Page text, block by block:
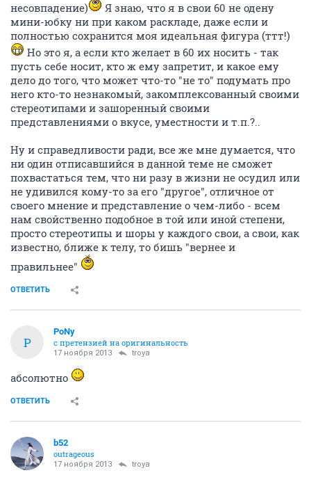
несовпадение)
Я знаю, что я в свои 60 не одену
мини-юбку ни при каком раскладе, даже если и
полностью сохранится моя идеальная фигура (ттт!)
Но это я, а если кто желает в 60 их носить - так
пусть себе носит, кто ж ему запретит, и какое ему
дело до того, что может что-то "не то" подумать про
него кто-то незнакомый, закомплексованный своими
стереотипами и зашоренный своими
представлениями о вкусе, уместности и т.п.?..
Ну и справедливости ради, все же мне думается, что
ни один отписавшийся в данной теме не сможет
похвастаться тем, что ни разу в жизни не осудил или
не удивился кому-то за его "другое", отличное от
своего мнение и представление о чем-либо - всем
нам свойственно подобное в той или иной степени,
просто стереотипы и шоры у каждого свои, а свои, как
известно, ближе к телу, то бишь "вернее и
правильнее"
ОТВЕТИТЬ
P
PoNy
с претензией на оригинальность
17 ноября 2013 troya
абсолютно
ОТВЕТИТЬ
b52
outrageous
17 ноября 2013 troya